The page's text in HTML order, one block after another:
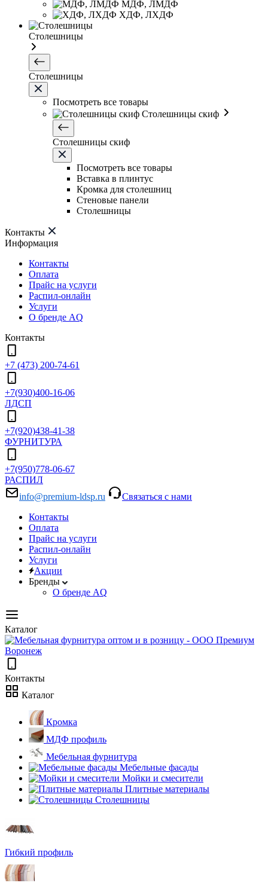
МДФ, ЛМДФ
ХДФ, ЛХДФ
Столешницы
Столешницы
Посмотреть все товары
Столешницы скиф
Столешницы скиф
Посмотреть все товары
Вставка в плинтус
Кромка для столешниц
Стеновые панели
Столешницы
Контакты
Информация
Контакты
Оплата
Прайс на услуги
Распил-онлайн
Услуги
О бренде AQ
Контакты
+7 (473) 200-74-61
+7(930)400-16-06
ЛДСП
+7(920)438-41-38
ФУРНИТУРА
+7(950)778-06-67
РАСПИЛ
info@premium-ldsp.ru
Связаться с нами
Контакты
Оплата
Прайс на услуги
Распил-онлайн
Услуги
Акции
Бренды
О бренде AQ
Каталог
Контакты
Каталог
Кромка
МДФ профиль
Мебельная фурнитура
Мебельные фасады
Мойки и смесители
Плитные материалы
Столешницы
Гибкий профиль